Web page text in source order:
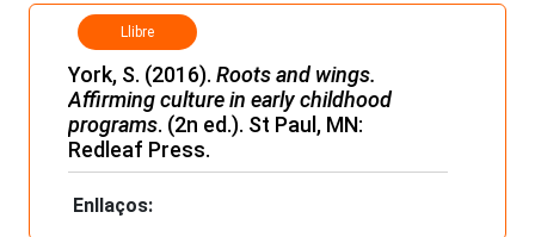
Llibre
York, S. (2016). Roots and wings.
Affirming culture in early childhood
programs. (2n ed.). St Paul, MN:
Redleaf Press.
Enllaços: